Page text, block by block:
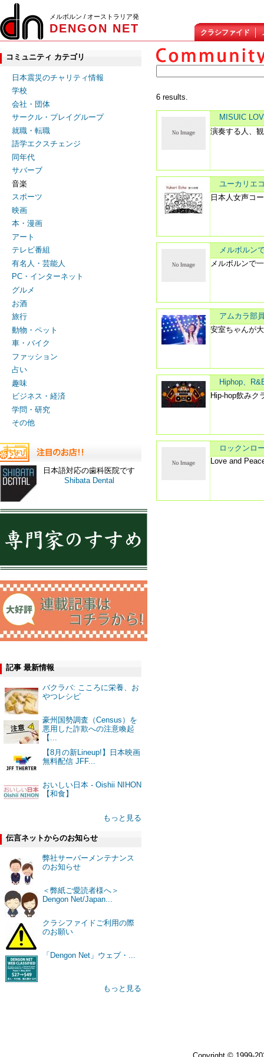
メルボルン / オーストラリア発
DENGON NET クラシファイド
コミュニティ カテゴリ
日本震災のチャリティ情報
学校
会社・団体
サークル・プレイグループ
就職・転職
語学エクスチェンジ
同年代
サバーブ
音楽
スポーツ
映画
本・漫画
アート
テレビ番組
有名人・芸能人
PC・インターネット
グルメ
お酒
旅行
動物・ペット
車・バイク
ファッション
占い
趣味
ビジネス・経済
学問・研究
その他
日本語対応の歯科医院です
Shibata Dental
記事 最新情報
バクラバ: こころに栄養、お
やつレシピ
豪州国勢調査（Census）を
悪用した詐欺への注意喚起
【...
【8月の新Lineup!】日本映画
無料配信 JFF...
おいしい日本 - Oishii NIHON
【和食】
もっと見る
伝言ネットからのお知らせ
弊社サーバーメンテナンス
のお知らせ
＜弊紙ご愛読者様へ＞
Dengon Net/Japan...
クラシファイドご利用の際
のお願い
「Dengon Net」ウェブ・...
もっと見る
6 results.
MISUIC
演奏する人、
ユーカリエ
日本人女声コ
メルボルン
メルボルンで
アムカラ部
安室ちゃんが
Hiphop、
Hip-hop飲みク
ロックンロ
Love and